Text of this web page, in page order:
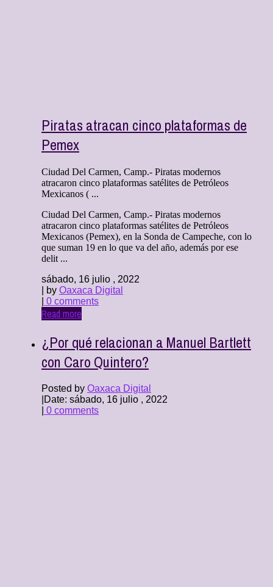
Piratas atracan cinco plataformas de
Pemex
Ciudad Del Carmen, Camp.- Piratas modernos
atracaron cinco plataformas satélites de Petróleos
Mexicanos ( ...
Ciudad Del Carmen, Camp.- Piratas modernos
atracaron cinco plataformas satélites de Petróleos
Mexicanos (Pemex), en la Sonda de Campeche, con lo
que suman 19 en lo que va del año, además por ese
delit ...
sábado, 16 julio , 2022
| by Oaxaca Digital
0 comments
Read more
¿Por qué relacionan a Manuel Bartlett
con Caro Quintero?
Posted by Oaxaca Digital
Date: sábado, 16 julio , 2022
0 comments